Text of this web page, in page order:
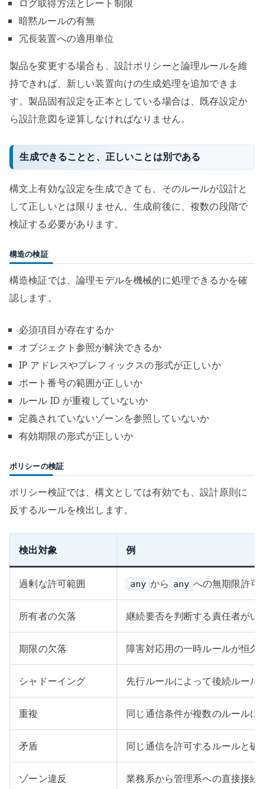
ログ取得方法とレート制限
暗黙ルールの有無
冗長装置への適用単位
製品を変更する場合も、設計ポリシーと論理ルールを維
持できれば、新しい装置向けの生成処理を追加できま
す。製品固有設定を正本としている場合は、既存設定か
ら設計意図を逆算しなければなりません。
生成できることと、正しいことは別である
構文上有効な設定を生成できても、そのルールが設計と
して正しいとは限りません。生成前後に、複数の段階で
検証する必要があります。
構造の検証
構造検証では、論理モデルを機械的に処理できるかを確
認します。
必須項目が存在するか
オブジェクト参照が解決できるか
IP アドレスやプレフィックスの形式が正しいか
ポート番号の範囲が正しいか
ルール ID が重複していないか
定義されていないゾーンを参照していないか
有効期限の形式が正しいか
ポリシーの検証
ポリシー検証では、構文としては有効でも、設計原則に
反するルールを検出します。
検出対象 例
過剰な許可範囲 any から any への無期限許可
所有者の欠落 継続要否を判断する責任者がい
期限の欠落 障害対応用の一時ルールが恒久
シャドーイング 先行ルールによって後続ルール
重複 同じ通信条件が複数のルールに
矛盾 同じ通信を許可するルールと
ゾーン違反 業務系から管理系への直接接続